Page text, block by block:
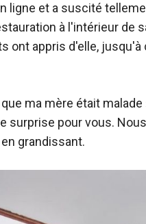
ligne et a suscité
à l'intérieur de
ont appris d'elle,
ma mère était
surprise pour vous.
grandissant.